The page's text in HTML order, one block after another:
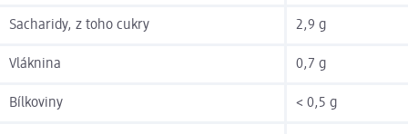
Sacharidy, z toho cukry 2,9 g
Vláknina 0,7 g
Bílkoviny < 0,5 g